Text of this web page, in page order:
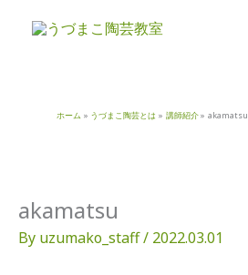
ホーム うづまこ陶芸とは 講師紹介 akamatsu
akamatsu
By uzumako_staff/ 2022.03.01